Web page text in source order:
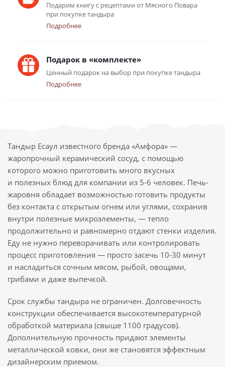
Подарим книгу с рецептами от Мясного Повара
при покупке тандыра
Подробнее
Подарок в «комплекте»
Ценный подарок на выбор при покупке тандыра
Подробнее
Тандыр Есаул известного бренда «Амфора» —
жаропрочный керамический сосуд, с помощью
которого можно приготовить много вкусных
и полезных блюд для компании из 5-6 человек. Печь-
жаровня обладает возможностью готовить продукты
без контакта с открытым огнем или углями, сохранив
внутри полезные микроэлементы, — тепло
продолжительно и равномерно отдают стенки изделия.
Еду не нужно переворачивать или контролировать
процесс приготовления — просто засечь 10-30 минут
и насладиться сочным мясом, рыбой, овощами,
грибами и даже выпечкой.
Срок службы тандыра не ограничен. Долговечность
конструкции обеспечивается высокотемпературной
обработкой материала (свыше 1100 градусов).
Дополнительную прочность придают элементы
металлической ковки, они же становятся эффектным
дизайнерским приемом.